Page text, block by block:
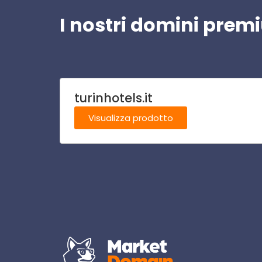
I nostri domini
turinhotels.it
Visualizza prodotto